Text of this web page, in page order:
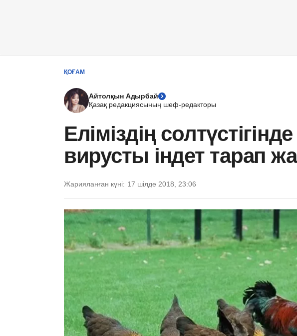
ҚОҒАМ
Айтолқын Адырбай
Қазақ редакциясының шеф-редакторы
Еліміздің
вирусты індет тарап
Жарияланған күні: 17 шілде 2018, 23:06